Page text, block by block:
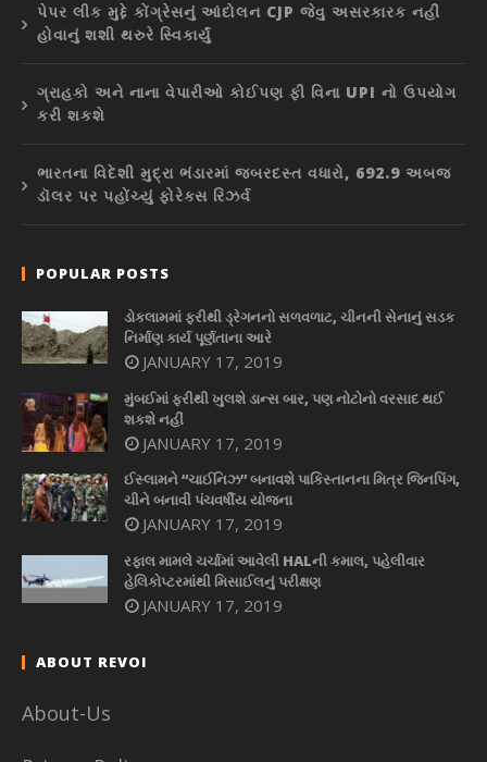
પેપર લીક મુદ્દે કોંગ્રેસનું આંદોલન CJP જેવુ અસરકારક નહીં
હોવાનું શશી થરુરે સ્વિકાર્યું
ગ્રાહકો અને નાના વેપારીઓ કોઈપણ ફી વિના UPI નો ઉપયોગ
કરી શકશે
ભારતના વિદેશી મુદ્રા ભંડારમાં જબરદસ્ત વધારો, 692.9 અબજ
ડૉલર પર પહોંચ્યું ફોરેક્સ રિઝર્વ
POPULAR POSTS
ડોકલામમાં ફરીથી ડ્રેગનનો સળવળાટ, ચીનની સેનાનું સડક
નિર્માણ કાર્ય પૂર્ણતાના આરે
JANUARY 17, 2019
મુંબઈમાં ફરીથી ખુલશે ડાન્સ બાર, પણ નોટોનો વરસાદ થઈ
શકશે નહીં
JANUARY 17, 2019
ઈસ્લામને “ચાઈનિઝ” બનાવશે પાકિસ્તાનના મિત્ર જિનપિંગ,
ચીને બનાવી પંચવર્ષીય યોજના
JANUARY 17, 2019
રફાલ મામલે ચર્ચામાં આવેલી HALની કમાલ, પહેલીવાર
હેલિકોપ્ટરમાંથી મિસાઈલનું પરીક્ષણ
JANUARY 17, 2019
ABOUT REVOI
About-Us